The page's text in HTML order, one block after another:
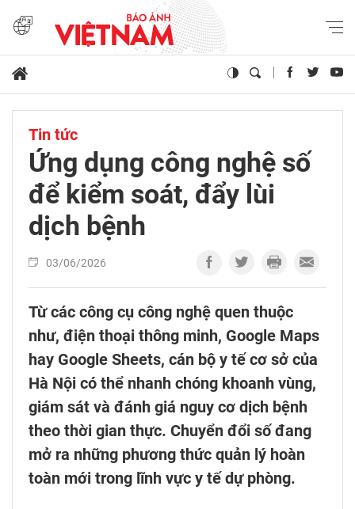
Tin tức
Ứng dụng công nghệ số
để kiểm soát, đẩy lùi
dịch bệnh
03/06/2026
Từ các công cụ công nghệ quen thuộc
như, điện thoại thông minh, Google Maps
hay Google Sheets, cán bộ y tế cơ sở của
Hà Nội có thể nhanh chóng khoanh vùng,
giám sát và đánh giá nguy cơ dịch bệnh
theo thời gian thực. Chuyển đổi số đang
mở ra những phương thức quản lý hoàn
toàn mới trong lĩnh vực y tế dự phòng.